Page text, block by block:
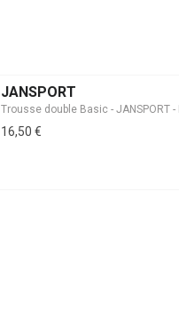
JANSPORT
Trousse double Basic - JANSPORT -
16,50 €